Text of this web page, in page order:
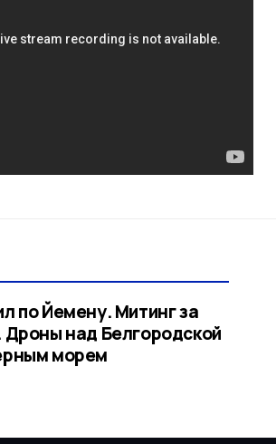
по Йемену. Митинг за
над Белгородской
морем